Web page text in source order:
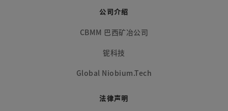
公司介绍
CBMM 巴西矿冶公司
铌科技
Global Niobium.Tech
法律声明